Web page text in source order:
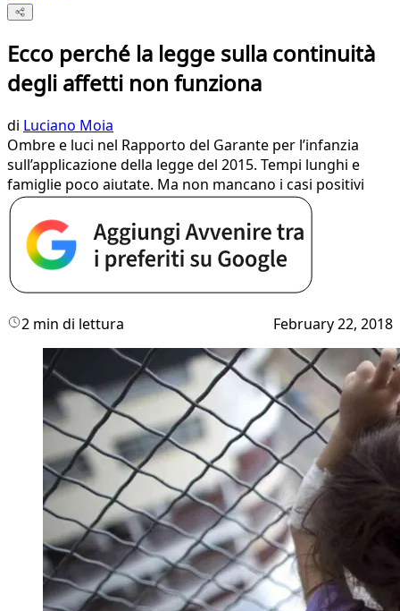
Ecco perché la legge sulla continuità
degli affetti non funziona
di Luciano Moia
Ombre e luci nel Rapporto del Garante per l’infanzia
sull’applicazione della legge del 2015. Tempi lunghi e
famiglie poco aiutate. Ma non mancano i casi positivi
2 min di lettura February 22, 2018